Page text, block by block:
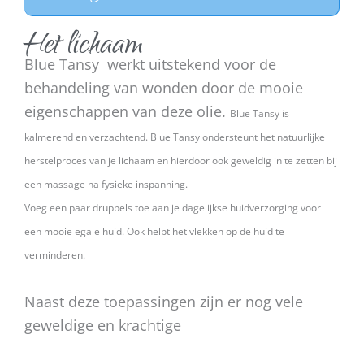
Het lichaam
Blue Tansy werkt uitstekend voor de
behandeling van wonden door de mooie
eigenschappen van deze olie. Blue Tansy is
kalmerend en verzachtend. Blue Tansy ondersteunt het natuurlijke
herstelproces van je lichaam en hierdoor ook geweldig in te zetten bij
een massage na fysieke inspanning.
Voeg een paar druppels toe aan je dagelijkse huidverzorging voor
een mooie egale huid. Ook helpt het vlekken op de huid te
verminderen.
Naast deze toepassingen zijn er nog vele
geweldige en krachtige